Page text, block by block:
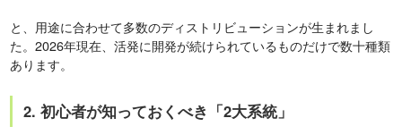
と、用途に合わせて多数のディストリビューションが生まれまし
た。2026年現在、活発に開発が続けられているものだけで数十種類
あります。
2. 初心者が知っておくべき「2大系統」